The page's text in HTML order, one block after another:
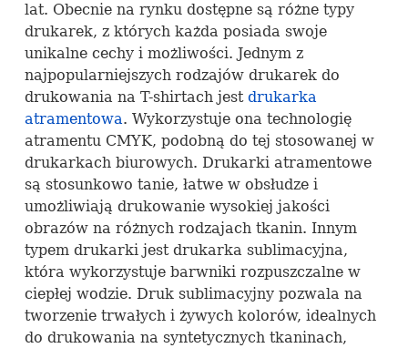
lat. Obecnie na rynku dostępne są różne typy
drukarek, z których każda posiada swoje
unikalne cechy i możliwości. Jednym z
najpopularniejszych rodzajów drukarek do
drukowania na T-shirtach jest drukarka
atramentowa. Wykorzystuje ona technologię
atramentu CMYK, podobną do tej stosowanej w
drukarkach biurowych. Drukarki atramentowe
są stosunkowo tanie, łatwe w obsłudze i
umożliwiają drukowanie wysokiej jakości
obrazów na różnych rodzajach tkanin. Innym
typem drukarki jest drukarka sublimacyjna,
która wykorzystuje barwniki rozpuszczalne w
ciepłej wodzie. Druk sublimacyjny pozwala na
tworzenie trwałych i żywych kolorów, idealnych
do drukowania na syntetycznych tkaninach,